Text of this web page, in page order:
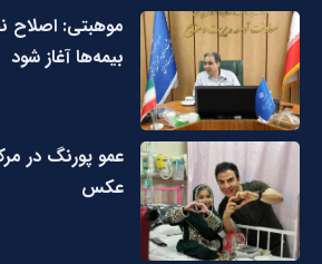
موهبتی: اصلاح
بیمه‌ها آغاز شود
عمو پورنگ در
عکس